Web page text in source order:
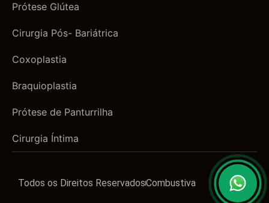
Prótese Glútea
Cirurgia Pós- Bariátrica
Coxoplastia
Braquioplastia
Prótese de Panturrilha
Cirurgia Íntima
Todos os Direitos ReservadosCombustiva